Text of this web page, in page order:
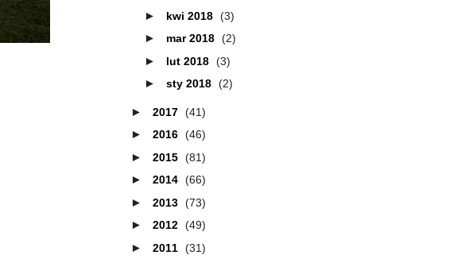
► kwi 2018 (3)
► mar 2018 (2)
► lut 2018 (3)
► sty 2018 (2)
► 2017 (41)
► 2016 (46)
► 2015 (81)
► 2014 (66)
► 2013 (73)
► 2012 (49)
► 2011 (31)